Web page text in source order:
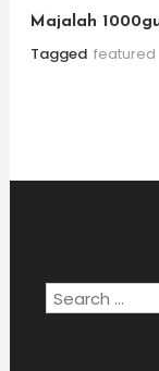
Majalah
Tagged featured